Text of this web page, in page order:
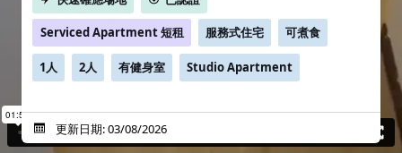
Serviced Apartment 短租 服務式住宅 可煮食
1人 2人 有健身室 Studio Apartment
更新日期: 03/08/2026